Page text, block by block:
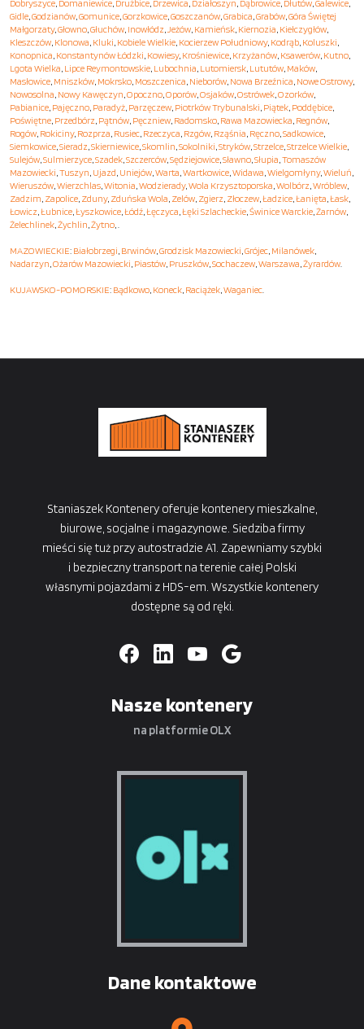
Dobryszyce, Domaniewice, Drużbice, Drzewica, Działoszyn, Dąbrowice, Dłutów,Galewice,
Gidle,Godzianów,Gomunice,Gorzkowice,Goszczanów,Grabica,Grabów,Góra Świętej
Małgorzaty,Głowno,Głuchów, Inowłódz,Jeżów, Kamieńsk, Kiernozia, Kiełczygłów,
Kleszczów, Klonowa, Kluki, Kobiele Wielkie, Kocierzew Południowy, Kodrąb, Koluszki,
Konopnica, Konstantynów Łódzki, Kowiesy, Krośniewice, Krzyżanów, Ksawerów, Kutno,
Lgota Wielka, Lipce Reymontowskie, Lubochnia, Lutomiersk, Lututów, Maków,
Masłowice, Mniszków, Mokrsko, Moszczenica, Nieborów, Nowa Brzeźnica, Nowe Ostrowy,
Nowosolna, Nowy Kawęczyn,Opoczno,Oporów,Osjaków,Ostrówek,Ozorków,
Pabianice, Pajęczno, Paradyż, Parzęczew, Piotrków Trybunalski, Piątek, Poddębice,
Poświętne, Przedbórz, Pątnów, Pęczniew, Radomsko, Rawa Mazowiecka, Regnów,
Rogów, Rokiciny, Rozprza, Rusiec, Rzeczyca, Rzgów, Rząśnia, Ręczno,Sadkowice,
Siemkowice,Sieradz,Skierniewice,Skomlin,Sokolniki,Stryków,Strzelce,Strzelce Wielkie,
Sulejów,Sulmierzyce,Szadek,Szczerców,Sędziejowice,Sławno,Słupia,Tomaszów
Mazowiecki,Tuszyn, Ujazd, Uniejów,Warta,Wartkowice,Widawa,Wielgomłyny,Wieluń,
Wieruszów,Wierzchlas,Witonia,Wodzierady,Wola Krzysztoporska,Wolbórz,Wróblew,
Zadzim, Zapolice, Zduny, Zduńska Wola, Zelów, Zgierz, Złoczew,Ładzice,Łanięta,Łask,
Łowicz,Łubnice,Łyszkowice,Łódź,Łęczyca,Łęki Szlacheckie,Świnice Warckie,Żarnów,
Żelechlinek,Żychlin,Żytno, .
MAZOWIECKIE: Białobrzegi, Brwinów,Grodzisk Mazowiecki,Grójec, Milanówek,
Nadarzyn,Ożarów Mazowiecki, Piastów, Pruszków,Sochaczew,Warszawa,Żyrardów.
KUJAWSKO-POMORSKIE: Bądkowo, Koneck, Raciążek,Waganiec.
Staniaszek Kontenery oferuje kontenery mieszkalne,
biurowe, socjalne i magazynowe. Siedziba firmy
mieści się tuż przy autostradzie A1. Zapewniamy szybki
i bezpieczny transport na terenie całej Polski
własnymi pojazdami z HDS-em. Wszystkie kontenery
dostępne są od ręki.
Nasze kontenery
na platformie OLX
Dane kontaktowe